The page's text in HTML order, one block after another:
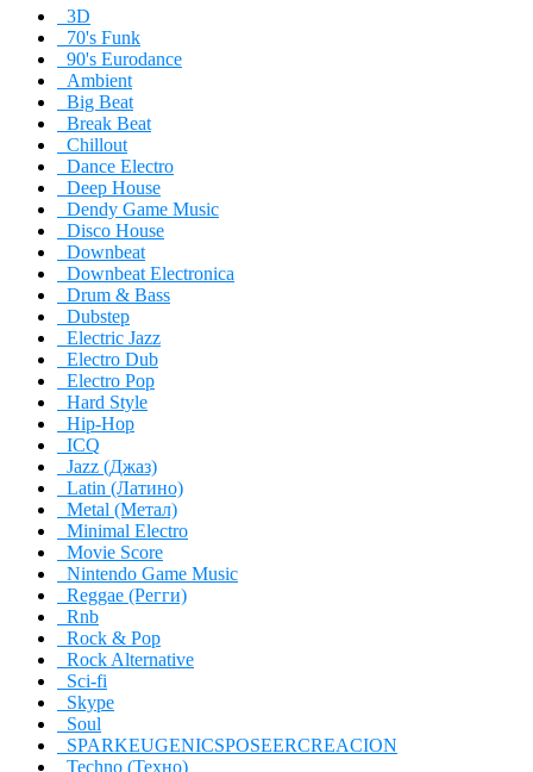
3D
70's Funk
90's Eurodance
Ambient
Big Beat
Break Beat
Chillout
Dance Electro
Deep House
Dendy Game Music
Disco House
Downbeat
Downbeat Electronica
Drum & Bass
Dubstep
Electric Jazz
Electro Dub
Electro Pop
Hard Style
Hip-Hop
ICQ
Jazz (Джаз)
Latin (Латино)
Metal (Метал)
Minimal Electro
Movie Score
Nintendo Game Music
Reggae (Регги)
Rnb
Rock & Pop
Rock Alternative
Sci-fi
Skype
Soul
SPARKEUGENICSPOSEERCREACION
Techno (Техно)